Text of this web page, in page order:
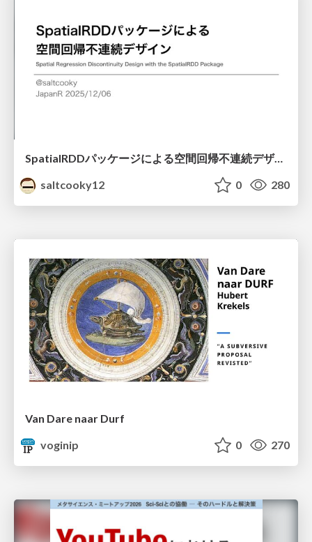
SpatialRDDパッケージによる空間回帰不連続デザイン
saltcooky12
0 280
Van Dare naar Durf
voginip
0 270